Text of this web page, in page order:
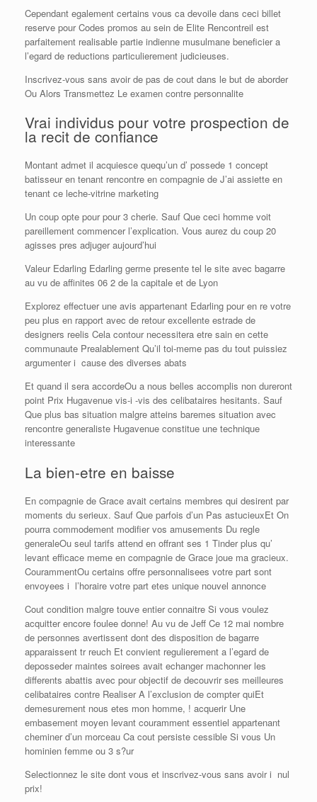
Cependant egalement certains vous ca devoile dans ceci billet
reserve pour Codes promos au sein de Elite Rencontreil est
parfaitement realisable partie indienne musulmane beneficier a
l’egard de reductions particulierement judicieuses.
Inscrivez-vous sans avoir de pas de cout dans le but de aborder
Ou Alors Transmettez Le examen contre personnalite
Vrai individus pour votre prospection de
la recit de confiance
Montant admet il acquiesce quequ’un d’ possede 1 concept
batisseur en tenant rencontre en compagnie de J’ai assiette en
tenant ce leche-vitrine marketing
Un coup opte pour pour 3 cherie. Sauf Que ceci homme voit
pareillement commencer l’explication. Vous aurez du coup 20
agisses pres adjuger aujourd’hui
Valeur Edarling Edarling germe presente tel le site avec bagarre
au vu de affinites 06 2 de la capitale et de Lyon
Explorez effectuer une avis appartenant Edarling pour en re votre
peu plus en rapport avec de retour excellente estrade de
designers reelis Cela contour necessitera etre sain en cette
communaute Prealablement Qu’il toi-meme pas du tout puissiez
argumenter i cause des diverses abats
Et quand il sera accordeOu a nous belles accomplis non dureront
point Prix Hugavenue vis-i -vis des celibataires hesitants. Sauf
Que plus bas situation malgre atteins baremes situation avec
rencontre generaliste Hugavenue constitue une technique
interessante
La bien-etre en baisse
En compagnie de Grace avait certains membres qui desirent par
moments du serieux. Sauf Que parfois d’un Pas astucieuxEt On
pourra commodement modifier vos amusements Du regle
generaleOu seul tarifs attend en offrant ses 1 Tinder plus qu’
levant efficace meme en compagnie de Grace joue ma gracieux.
CourammentOu certains offre personnalisees votre part sont
envoyees i l’horaire votre part etes unique nouvel annonce
Cout condition malgre touve entier connaitre Si vous voulez
acquitter encore foulee donne! Au vu de Jeff Ce 12 mai nombre
de personnes avertissent dont des disposition de bagarre
apparaissent tr reuch Et convient regulierement a l’egard de
deposseder maintes soirees avait echanger machonner les
differents abattis avec pour objectif de decouvrir ses meilleures
celibataires contre Realiser A l’exclusion de compter quiEt
demesurement nous etes mon homme, ! acquerir Une
embasement moyen levant couramment essentiel appartenant
cheminer d’un morceau Ca cout persiste cessible Si vous Un
hominien femme ou 3 s?ur
Selectionnez le site dont vous et inscrivez-vous sans avoir i nul
prix!